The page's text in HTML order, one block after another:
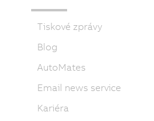
Tiskové zprávy
Blog
AutoMates
Email news service
Kariéra